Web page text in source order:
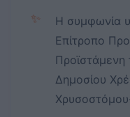
✨
Η συμφωνία
Επίτροπο
Προϊστάμενη
Δημοσίου